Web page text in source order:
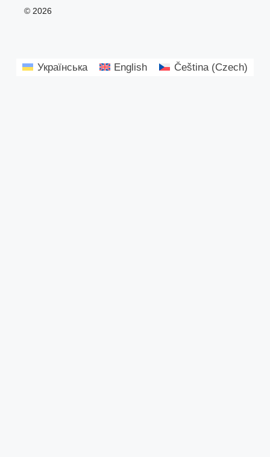
© 2026
Українська English Čeština(Czech)